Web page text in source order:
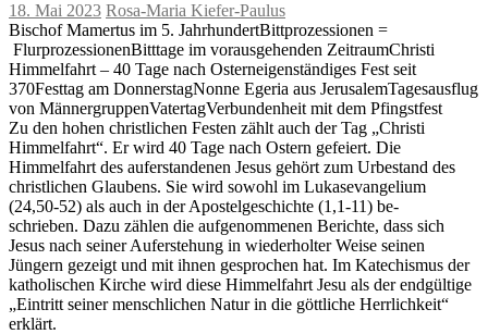
18. Mai 2023 Rosa-Maria Kiefer-Paulus
Bischof Mamertus im 5. JahrhundertBittprozessionen =
FlurprozessionenBitttage im vorausgehenden ZeitraumChristi
Himmelfahrt – 40 Tage nach Osterneigenständiges Fest seit
370Festtag am DonnerstagNonne Egeria aus JerusalemTagesausflug
von MännergruppenVatertagVerbundenheit mit dem Pfingstfest
Zu den hohen christlichen Festen zählt auch der Tag „Christi
Himmelfahrt“. Er wird 40 Tage nach Ostern gefeiert. Die
Himmelfahrt des auferstandenen Jesus gehört zum Urbestand des
christlichen Glaubens. Sie wird sowohl im Lukasevangelium
(24,50-52) als auch in der Apostelgeschichte (1,1-11) be-
schrieben. Dazu zählen die aufgenommenen Berichte, dass sich
Jesus nach seiner Auferstehung in wiederholter Weise seinen
Jüngern gezeigt und mit ihnen gesprochen hat. Im Katechismus der
katholischen Kirche wird diese Himmelfahrt Jesu als der endgültige
„Eintritt seiner menschlichen Natur in die göttliche Herrlichkeit“
erklärt.